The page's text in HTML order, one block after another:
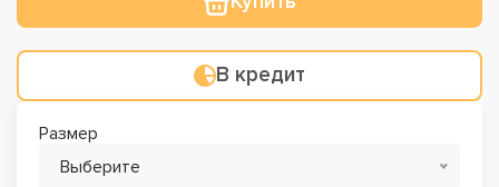
В кредит
Размер
Выберите